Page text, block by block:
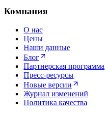
Компания
О нас
Цены
Наши данные
Блог
Партнерская программа
Пресс-ресурсы
Новые версии
Журнал изменений
Политика качества